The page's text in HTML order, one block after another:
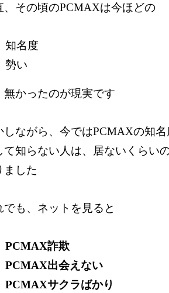
、その頃のPCMAXは今ほどの
知名度
勢い
無かったのが現実です
しながら、今ではPCMAXの知
て知らない人は、居ないくらい
ました
でも、ネットを見ると
PCMAX詐欺
PCMAX出会えない
PCMAXサクラばかり